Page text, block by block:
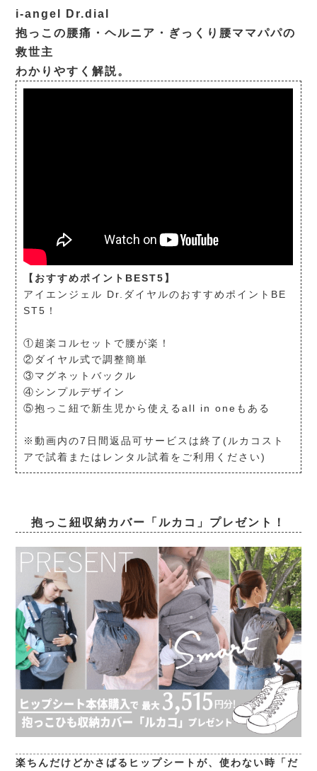
i-angel Dr.dial
抱っこの腰痛・ヘルニア・ぎっくり腰ママパパの
救世主
わかりやすく解説。
【おすすめポイントBEST5】
アイエンジェル Dr.ダイヤルのおすすめポイントBE
ST5！
①超楽コルセットで腰が楽！
②ダイヤル式で調整簡単
③マグネットバックル
④シンプルデザイン
⑤抱っこ紐で新生児から使えるall in oneもある
※動画内の7日間返品可サービスは終了(ルカコスト
アで試着またはレンタル試着をご利用ください)
抱っこ紐収納カバー「ルカコ」プレゼント！
楽ちんだけどかさばるヒップシートが、使わない時「だ